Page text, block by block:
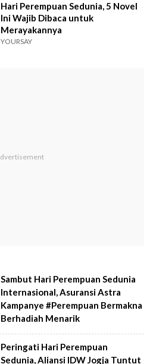
Hari Perempuan Sedunia, 5 Novel
Ini Wajib Dibaca untuk
Merayakannya
YOURSAY
Sambut Hari Perempuan Sedunia
Internasional, Asuransi Astra
Kampanye #Perempuan Bermakna
Berhadiah Menarik
Peringati Hari Perempuan
Sedunia, Aliansi IDW Jogja Tuntut